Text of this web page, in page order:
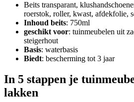
Beits transparant,
roerstok, roller, kwast, afdekfolie,
Inhoud beits: 750ml
geschikt voor: tuinmeubelen uit
steigerhout
Basis: waterbasis
Biedt: bescherming tot 3 jaar
In 5 stappen je
lakken